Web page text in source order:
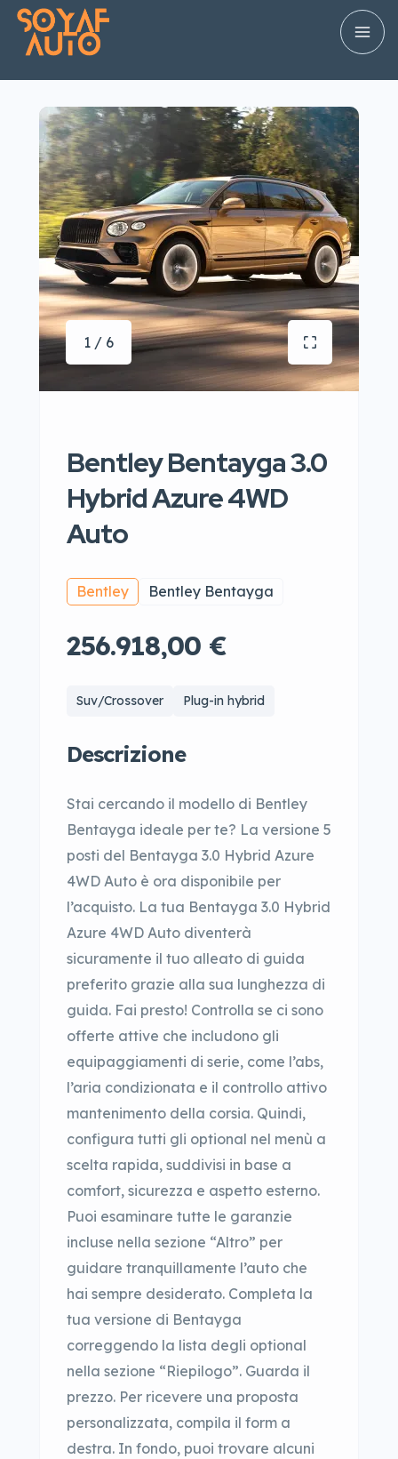
1 / 6
Bentley Bentayga 3.0
Hybrid Azure 4WD
Auto
Bentley Bentley Bentayga
256.918,00 €
Suv/Crossover Plug-in hybrid
Descrizione
Stai cercando il modello di Bentley
Bentayga ideale per te? La versione 5
posti del Bentayga 3.0 Hybrid Azure
4WD Auto è ora disponibile per
l’acquisto. La tua Bentayga 3.0 Hybrid
Azure 4WD Auto diventerà
sicuramente il tuo alleato di guida
preferito grazie alla sua lunghezza di
guida. Fai presto! Controlla se ci sono
offerte attive che includono gli
equipaggiamenti di serie, come l’abs,
l’aria condizionata e il controllo attivo
mantenimento della corsia. Quindi,
configura tutti gli optional nel menù a
scelta rapida, suddivisi in base a
comfort, sicurezza e aspetto esterno.
Puoi esaminare tutte le garanzie
incluse nella sezione “Altro” per
guidare tranquillamente l’auto che
hai sempre desiderato. Completa la
tua versione di Bentayga
correggendo la lista degli optional
nella sezione “Riepilogo”. Guarda il
prezzo. Per ricevere una proposta
personalizzata, compila il form a
destra. In fondo, puoi trovare alcuni